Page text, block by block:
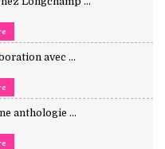
avec ...
anthologie ...